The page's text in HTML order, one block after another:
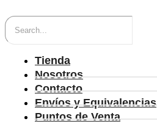
Tienda
Nosotros
Contacto
Envíos y Equivalencias
Puntos de Venta